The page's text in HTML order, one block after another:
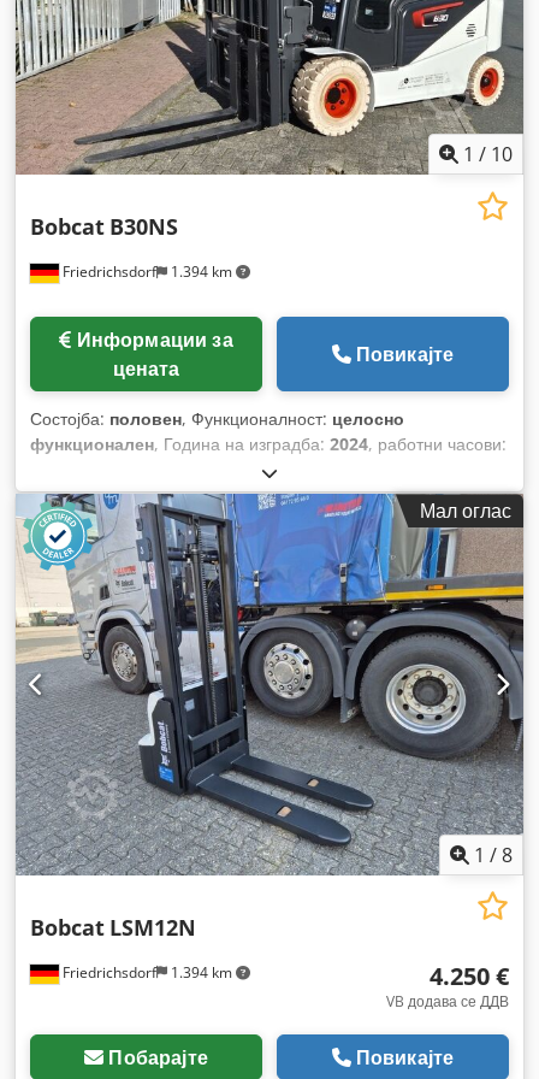
1 / 10
Friedrichsdorf 1.394 km
Bobcat B30NS
цената
Повикајте
Состојба: половен, Функционалност: целосно
функционален, Година на изградба: 2024, работни часови:
3.000 кг
4.710 мм, слободно подигање:1.475 мм, тип на гориво:
електричен
, тип на јарбол: триплекс, градежна височина:
2.145 мм, моќ:16 kW (21,75 коњски сили), ширина на
вилушкарската рамка:1.116 мм , должина на вилушките:
1.200 мм, празна тежина:4.850 кг, вкупна должина:2.520
мм, тип на погон:Elektro, градежна ширина:1.244 мм,
Мал оглас
1 /8
Friedrichsdorf 1.394 km
Bobcat LSM12N
4.250 €
VB додава се ДДВ
Побарајте Повикајте